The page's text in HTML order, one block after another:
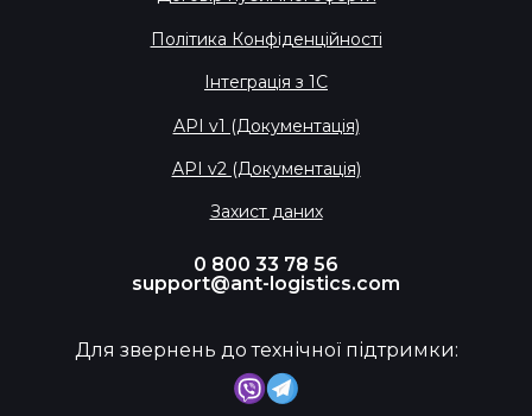
Політика Конфіденційності
Інтеграція з 1С
API v1 (Документація)
API v2 (Документація)
Захист даних
0 800 33 78 56
support@ant-logistics.com
Для звернень до технічної підтримки: